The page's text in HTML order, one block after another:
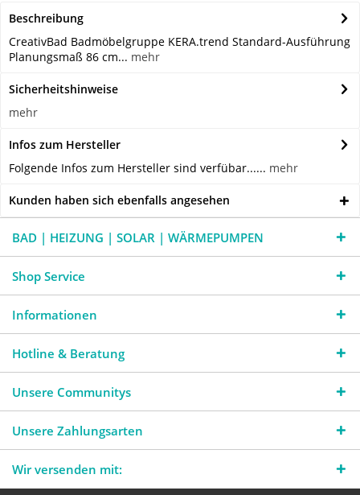
Beschreibung
CreativBad Badmöbelgruppe KERA.trend Standard-Ausführung
Planungsmaß 86 cm... mehr
Sicherheitshinweise
mehr
Infos zum Hersteller
Folgende Infos zum Hersteller sind verfübar...... mehr
Kunden haben sich ebenfalls angesehen
BAD | HEIZUNG | SOLAR | WÄRMEPUMPEN
Shop Service
Informationen
Hotline & Beratung
Unsere Communitys
Unsere Zahlungsarten
Wir versenden mit: